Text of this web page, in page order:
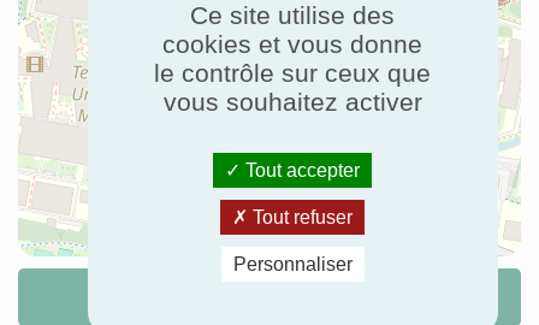
Ce site utilise des
cookies et vous donne
le contrôle sur ceux que
vous souhaitez activer
Tout accepter
Tout refuser
Personnaliser